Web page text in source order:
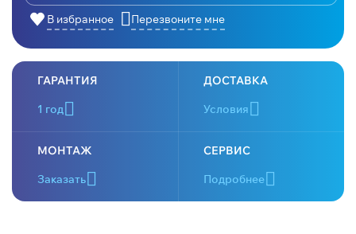
В избранное Перезвоните мне
ГАРАНТИЯ
1 год
ДОСТАВКА
Условия
МОНТАЖ
Заказать
СЕРВИС
Подробнее